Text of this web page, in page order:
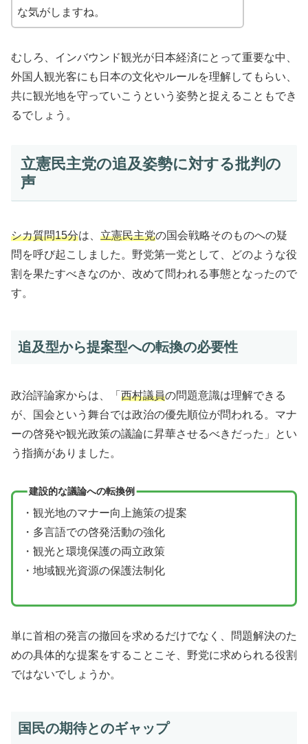
な気がしますね。
むしろ、インバウンド観光が日本経済にとって重要な中、
外国人観光客にも日本の文化やルールを理解してもらい、
共に観光地を守っていこうという姿勢と捉えることもでき
るでしょう。
立憲民主党の追及姿勢に対する批判の
声
シカ質問15分は、 立憲民主党の国会戦略そのものへの疑
問を呼び起こしました。野党第一党として、どのような役
割を果たすべきなのか、改めて問われる事態となったので
す。
追及型から提案型への転換の必要性
政治評論家からは、「 西村議員の問題意識は理解できる
が、国会という舞台では政治の優先順位が問われる。マナ
ーの啓発や観光政策の議論に昇華させるべきだった」とい
う指摘がありました。
建設的な議論への転換例
・観光地のマナー向上施策の提案
・多言語での啓発活動の強化
・観光と環境保護の両立政策
・地域観光資源の保護法制化
単に首相の発言の撤回を求めるだけでなく、問題解決のた
めの具体的な提案をすることこそ、野党に求められる役割
ではないでしょうか。
国民の期待とのギャップ